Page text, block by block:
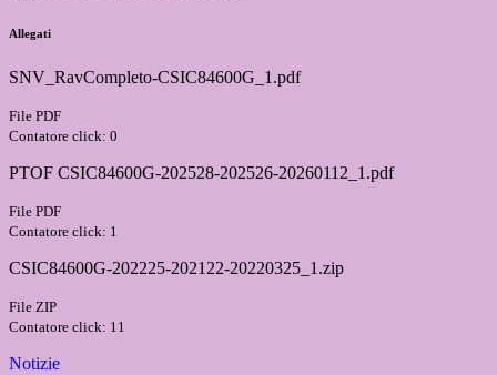
Allegati
SNV_RavCompleto-CSIC84600G_1.pdf
File PDF
Contatore click: 0
PTOF CSIC84600G-202528-202526-20260112_1.pdf
File PDF
Contatore click: 1
CSIC84600G-202225-202122-20220325_1.zip
File ZIP
Contatore click: 11
Notizie